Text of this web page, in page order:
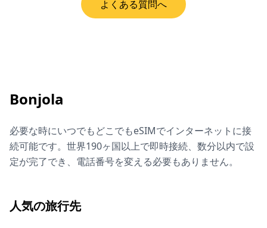
よくある質問へ
Bonjola
必要な時にいつでもどこでもeSIMでインターネットに接
続可能です。世界190ヶ国以上で即時接続、数分以内で設
定が完了でき、電話番号を変える必要もありません。
人気の旅行先